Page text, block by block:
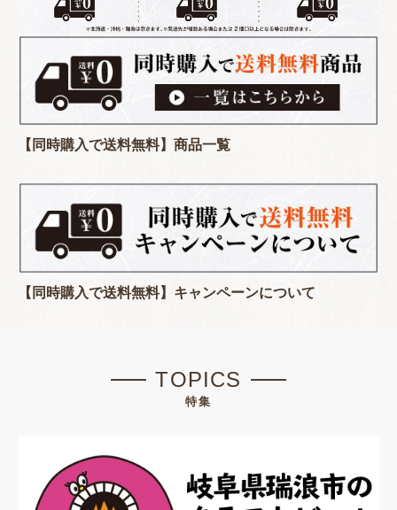
【同時購入で送料無料】商品一覧
【同時購入で送料無料】キャンペーンについて
TOPICS
特集